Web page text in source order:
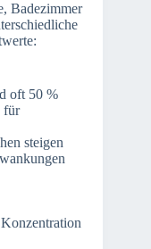
Badezimmer
oft 50 %
für
steigen